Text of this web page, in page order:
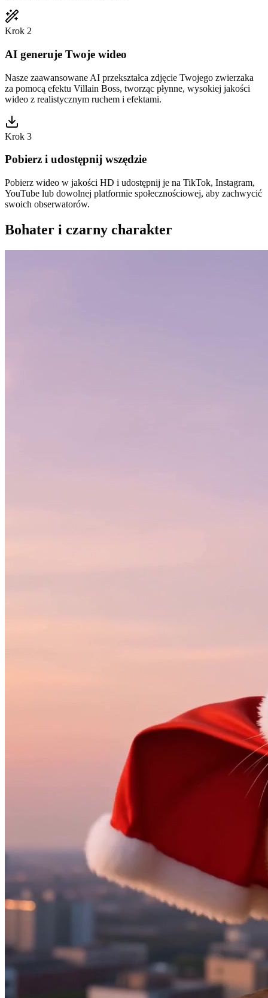
Krok 2
AI generuje Twoje wideo
Nasze zaawansowane AI przekształca zdjęcie Twojego zwierzaka
za pomocą efektu Villain Boss, tworząc płynne, wysokiej jakości
wideo z realistycznym ruchem i efektami.
Krok 3
Pobierz i udostępnij wszędzie
Pobierz wideo w jakości HD i udostępnij je na TikTok, Instagram,
YouTube lub dowolnej platformie społecznościowej, aby zachwycić
swoich obserwatorów.
Bohater i czarny charakter